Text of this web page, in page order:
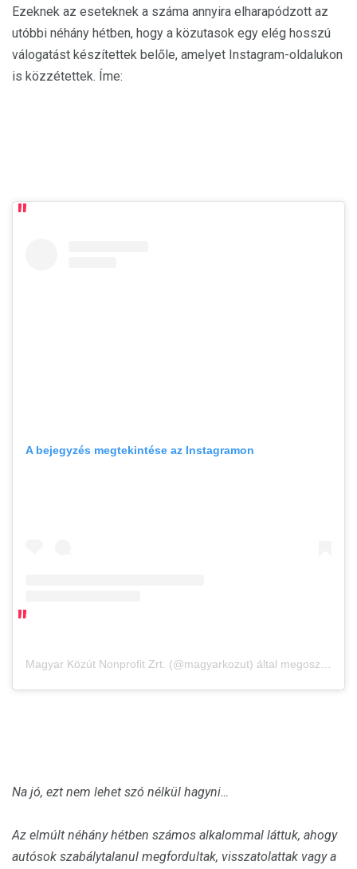
Ezeknek az eseteknek a száma annyira elharapódzott az
utóbbi néhány hétben, hogy a közutasok egy elég hosszú
válogatást készítettek belőle, amelyet Instagram-oldalukon
is közzétettek. Íme:
A bejegyzés megtekintése az Instagramon
Magyar Közút Nonprofit Zrt. (@magyarkozut) által megosztott bejegyzés
Na jó, ezt nem lehet szó nélkül hagyni…
Az elmúlt néhány hétben számos alkalommal láttuk, ahogy
autósok szabálytalanul megfordultak, visszatolattak vagy a